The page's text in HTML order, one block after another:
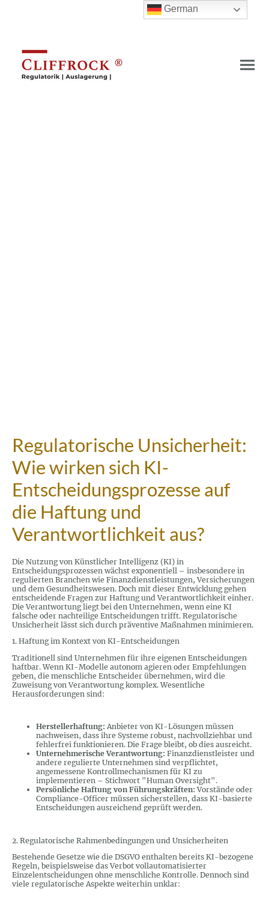
Regulatorische Unsicherheit:
Wie wirken sich KI-
Entscheidungsprozesse auf
die Haftung und
Verantwortlichkeit aus?
Die Nutzung von Künstlicher Intelligenz (KI) in
Entscheidungsprozessen wächst exponentiell – insbesondere in
regulierten Branchen wie Finanzdienstleistungen, Versicherungen
und dem Gesundheitswesen. Doch mit dieser Entwicklung gehen
entscheidende Fragen zur Haftung und Verantwortlichkeit einher.
Die Verantwortung liegt bei den Unternehmen, wenn eine KI
falsche oder nachteilige Entscheidungen trifft. Regulatorische
Unsicherheit lässt sich durch präventive Maßnahmen minimieren.
1. Haftung im Kontext von KI-Entscheidungen
Traditionell sind Unternehmen für ihre eigenen Entscheidungen
haftbar. Wenn KI-Modelle autonom agieren oder Empfehlungen
geben, die menschliche Entscheider übernehmen, wird die
Zuweisung von Verantwortung komplex. Wesentliche
Herausforderungen sind:
Herstellerhaftung: Anbieter von KI-Lösungen müssen
nachweisen, dass ihre Systeme robust, nachvollziehbar und
fehlerfrei funktionieren. Die Frage bleibt, ob dies ausreicht.
Unternehmerische Verantwortung: Finanzdienstleister und
andere regulierte Unternehmen sind verpflichtet,
angemessene Kontrollmechanismen für KI zu
implementieren – Stichwort "Human Oversight".
Persönliche Haftung von Führungskräften: Vorstände oder
Compliance-Officer müssen sicherstellen, dass KI-basierte
Entscheidungen ausreichend geprüft werden.
2. Regulatorische Rahmenbedingungen und Unsicherheiten
Bestehende Gesetze wie die DSGVO enthalten bereits KI-bezogene
Regeln, beispielsweise das Verbot vollautomatisierter
Einzelentscheidungen ohne menschliche Kontrolle. Dennoch sind
viele regulatorische Aspekte weiterhin unklar:
German